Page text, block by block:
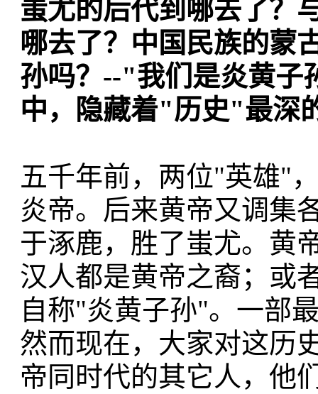
蚩尤的后代到哪去了？
哪去了？中国民族的蒙
孙吗？--"我们是炎黄子
中，隐藏着"历史"最深
五千年前，两位"英雄"
炎帝。后来黄帝又调集
于涿鹿，胜了蚩尤。黄
汉人都是黄帝之裔；或
自称"炎黄子孙"。一部
然而现在，大家对这历
帝同时代的其它人，他